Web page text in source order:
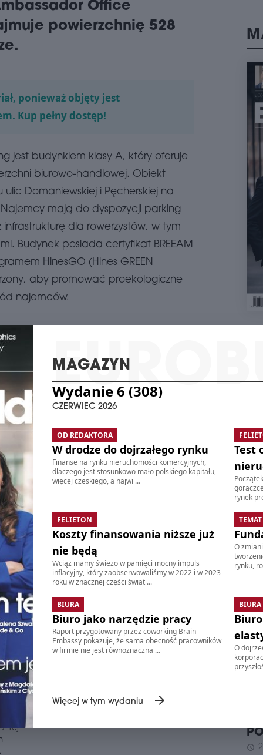
Office
powierzchnię 528
ponieważ objęty jest
Kup pełny dostęp!
jest budynkiem klasy A, który oferuje
biurowo-handlowej. Obiekt
ulic Domaniewskiej i Pęcherskiej na
mają do dyspozycji parking
dla rowerzystów, w tym
Budynek posiada certyfikat BREEAM
HinesGO (Hines GREEN
aby promować proekologiczne
najemców.
do
Z tej
RYNEK INWESTYCYJNY I FINANSOWY
RUMUNIA
MERCURE
OTWIERA NOWY HOTEL W
RUMUŃSKIEJ ORADEI
05 sierpnia 2026
Sieć hotelowa Accor ogłosiła otwarcie
obiektu Mercure Oradea w Rumunii. Nowy
hotel, oferujący 90 pokoi, to 26. inwestycja
grupy w tym kraju. Obiektem zarządza
W
W
schedule
CO
schedule
Unii
schedule
MAGAZYN
Wydanie 6 (308)
CZERWIEC 2026
OD REDAKTORA
W drodze do dojrzałego rynku
Finanse na rynku nieruchomości komercyjnych,
dlaczego jest stosunkowo mało polskiego kapitału,
więcej czeskiego, a najwi ...
Test
rynek
FELIETON
Koszty finansowania niższe już
nie będą
Wciąż mamy świeżo w pamięci mocny impuls
inflacyjny, który zaobserwowaliśmy w 2022 i w 2023
roku w znacznej części świat ...
O
rynku,
BIURA
Biuro jako narzędzie pracy
Raport przygotowany przez coworking Brain
Embassy pokazuje, że sama obecność pracowników
w firmie nie jest równoznaczna ...
BIURA
O
Więcej w tym wydaniu arrow_forward